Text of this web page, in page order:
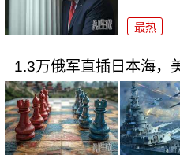
最热
1.3万俄军直插日本海，